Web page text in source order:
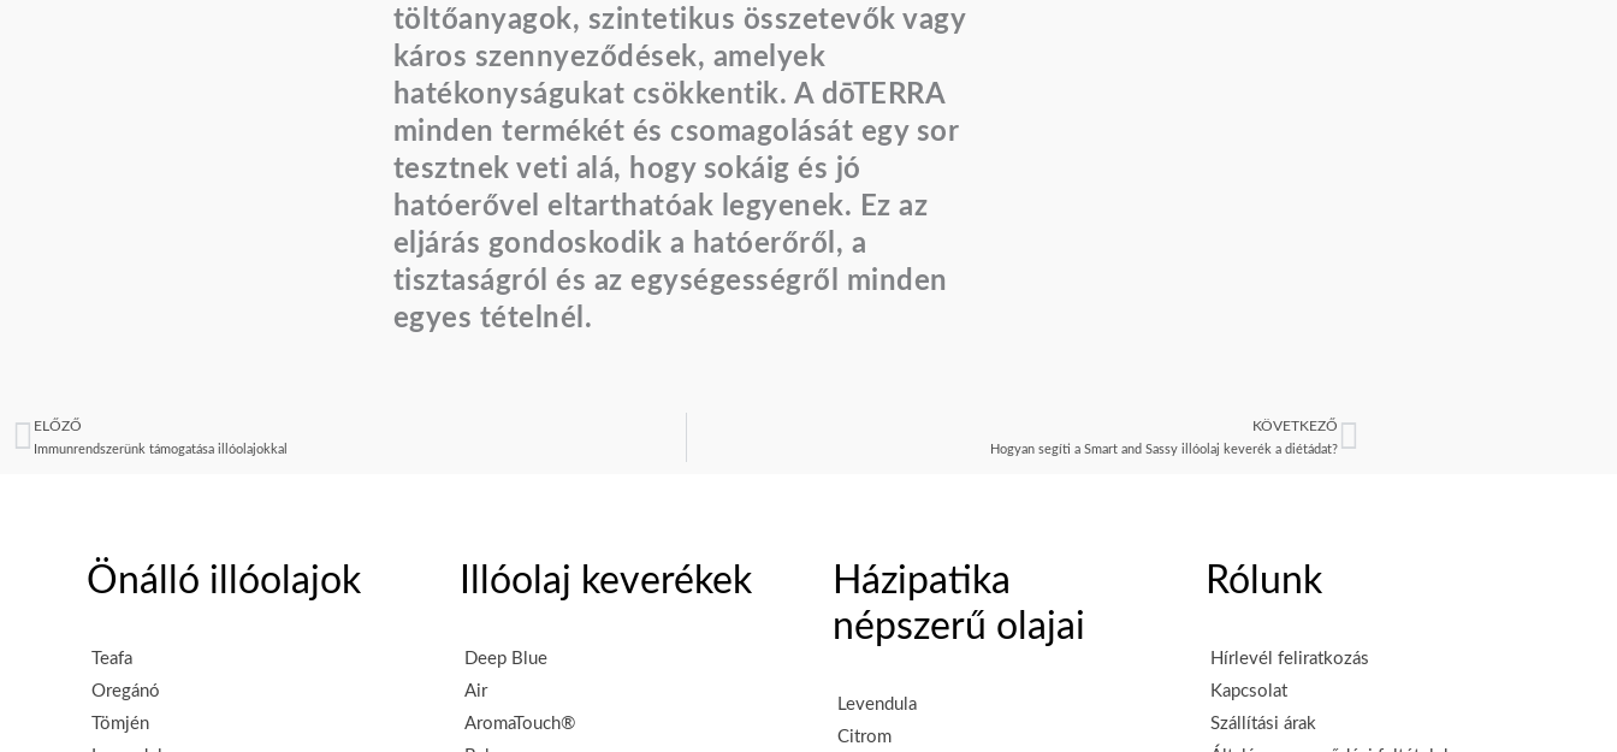
töltőanyagok, szintetikus összetevők vagy
káros szennyeződések, amelyek
hatékonyságukat csökkentik. A dōTERRA
minden termékét és csomagolását egy sor
tesztnek veti alá, hogy sokáig és jó
hatóerővel eltarthatóak legyenek. Ez az
eljárás gondoskodik a hatóerőről, a
tisztaságról és az egységességről minden
egyes tételnél.
Előző
ELŐZŐ
Immunrendszerünk támogatása illóolajokkal
KÖVETKEZŐ
Hogyan segíti a Smart and Sassy illóolaj keverék a diétádat?Következő
Önálló illóolajok
Teafa
Oregánó
Tömjén
Illóolaj keverékek
Deep Blue
Air
AromaTouch®
Házipatika
népszerű olajai
Levendula
Citrom
Rólunk
Hírlevél feliratkozás
Kapcsolat
Szállítási árak